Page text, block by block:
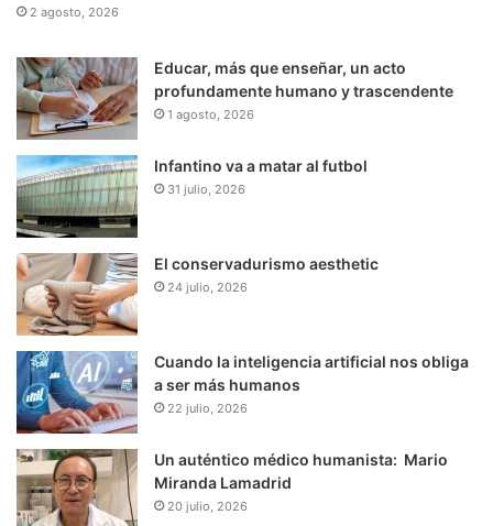
2 agosto, 2026
Educar, más que enseñar, un acto
profundamente humano y trascendente
1 agosto, 2026
Infantino va a matar al futbol
31 julio, 2026
El conservadurismo aesthetic
24 julio, 2026
Cuando la inteligencia artificial nos obliga
a ser más humanos
22 julio, 2026
Un auténtico médico humanista: Mario
Miranda Lamadrid
20 julio, 2026